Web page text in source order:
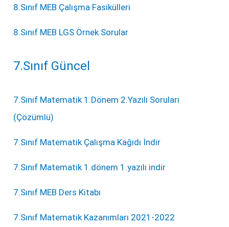
8.Sınıf MEB Çalışma Fasikülleri
8.Sınıf MEB LGS Örnek Sorular
7.Sınıf Güncel
7.Sınıf Matematik 1.Dönem 2.Yazılı Soruları
(Çözümlü)
7.Sınıf Matematik Çalışma Kağıdı İndir
7.Sınıf Matematik 1.dönem 1.yazılı indir
7.Sınıf MEB Ders Kitabı
7.Sınıf Matematik Kazanımları 2021-2022